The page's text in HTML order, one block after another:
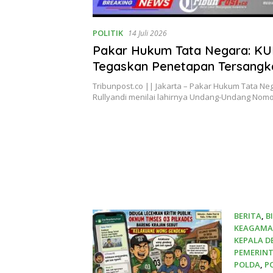
POLITIK 14 Juli 2026
Pakar Hukum Tata Negara:
Tegaskan Penetapan
Berdasarkan Minimal Dua Alat
Tribunpost.co || Jakarta – Pakar Hukum Tata
Rullyandi menilai lahirnya Undang-Undang
BERITA,
KEPALA
POLDA,